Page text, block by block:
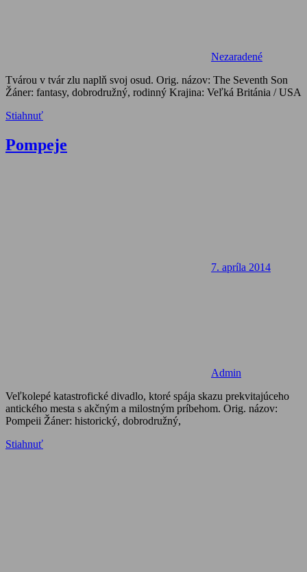
Nezaradené
Tvárou v tvár zlu naplň svoj osud. Orig. názov: The Seventh Son
Žáner: fantasy, dobrodružný, rodinný Krajina: Veľká Británia / USA
Stiahnuť
Pompeje
7. apríla 2014
Admin
Veľkolepé katastrofické divadlo, ktoré spája skazu prekvitajúceho
antického mesta s akčným a milostným príbehom. Orig. názov:
Pompeii Žáner: historický, dobrodružný,
Stiahnuť